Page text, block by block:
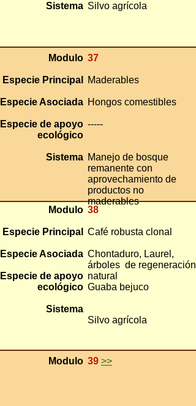
Sistema Silvo agrícola
Modulo
Especie Principal
Especie Asociada
Especie de apoyo
ecológico
Sistema
37
Maderables
Hongos comestibles
-----
Manejo de bosque
remanente con
aprovechamiento de
productos no
maderables
Modulo
Especie Principal
Especie Asociada
Especie de apoyo
ecológico
Sistema
38
Café robusta clonal
Chontaduro, Laurel,
árboles de regeneración
natural
Guaba bejuco
Silvo agrícola
Modulo 39 >>